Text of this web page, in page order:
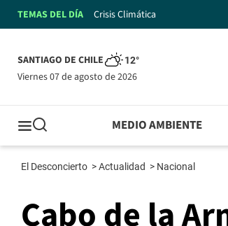
TEMAS DEL DÍA Crisis Climática
SANTIAGO DE CHILE 12°
viernes 07 de agosto de 2026
MEDIO AMBIENTE
El Desconcierto >Actualidad > Nacional
Cabo de la